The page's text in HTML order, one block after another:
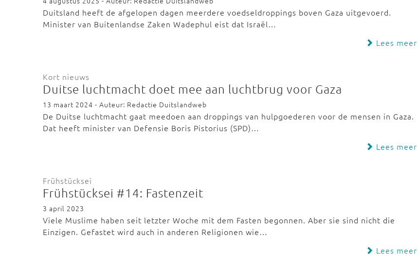
Duitsland heeft de afgelopen dagen meerdere voedseldroppings boven Gaza uitgevoerd.
Minister van Buitenlandse Zaken Wadephul eist dat Israël…
Lees meer
Kort nieuws
Duitse luchtmacht doet mee aan luchtbrug voor Gaza
13 maart 2024 - Auteur: Redactie Duitslandweb
De Duitse luchtmacht gaat meedoen aan droppings van hulpgoederen voor de mensen in Gaza.
Dat heeft minister van Defensie Boris Pistorius (SPD)…
Lees meer
Frühstücksei
Frühstücksei #14: Fastenzeit
3 april 2023
Viele Muslime haben seit letzter Woche mit dem Fasten begonnen. Aber sie sind nicht die
Einzigen. Gefastet wird auch in anderen Religionen wie…
Lees meer